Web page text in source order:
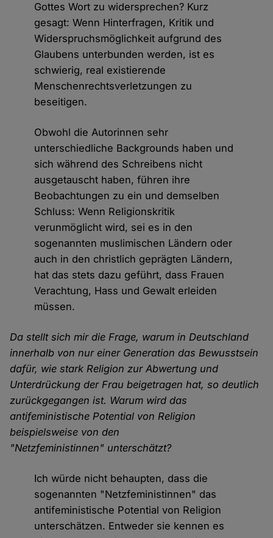
Gottes Wort zu widersprechen? Kurz
gesagt: Wenn Hinterfragen, Kritik und
Widerspruchsmöglichkeit aufgrund des
Glaubens unterbunden werden, ist es
schwierig, real existierende
Menschenrechtsverletzungen zu
beseitigen.
Obwohl die Autorinnen sehr
unterschiedliche Backgrounds haben und
sich während des Schreibens nicht
ausgetauscht haben, führen ihre
Beobachtungen zu ein und demselben
Schluss: Wenn Religionskritik
verunmöglicht wird, sei es in den
sogenannten muslimischen Ländern oder
auch in den christlich geprägten Ländern,
hat das stets dazu geführt, dass Frauen
Verachtung, Hass und Gewalt erleiden
müssen.
Da stellt sich mir die Frage, warum in Deutschland
innerhalb von nur einer Generation das Bewusstsein
dafür, wie stark Religion zur Abwertung und
Unterdrückung der Frau beigetragen hat, so deutlich
zurückgegangen ist. Warum wird das
antifeministische Potential von Religion
beispielsweise von den
"Netzfeministinnen" unterschätzt?
Ich würde nicht behaupten, dass die
sogenannten "Netzfeministinnen" das
antifeministische Potential von Religion
unterschätzen. Entweder sie kennen es